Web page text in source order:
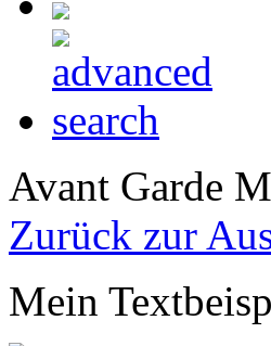
Avant Garde
Zurück zur
Mein